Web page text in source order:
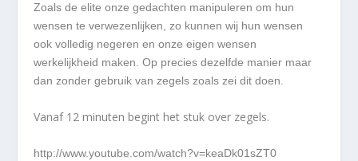
Zoals de elite onze gedachten manipuleren om hun
wensen te verwezenlijken, zo kunnen wij hun wensen
ook volledig negeren en onze eigen wensen
werkelijkheid maken. Op precies dezelfde manier maar
dan zonder gebruik van zegels zoals zei dit doen.
Vanaf 12 minuten begint het stuk over zegels.
http://www.youtube.com/watch?v=keaDk01sZT0